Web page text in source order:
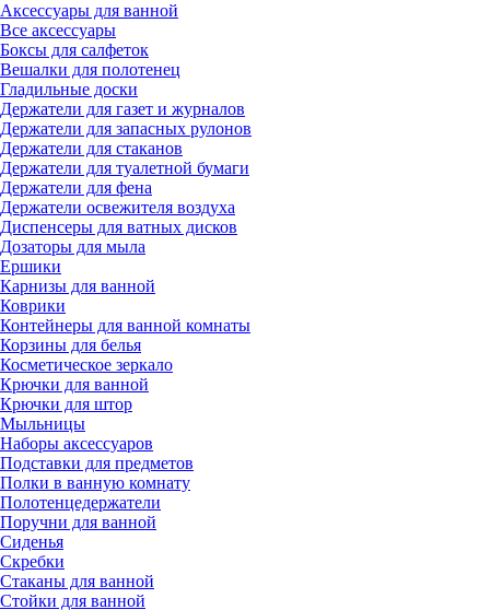
Аксессуары для ванной
Все аксессуары
Боксы для салфеток
Вешалки для полотенец
Гладильные доски
Держатели для газет и журналов
Держатели для запасных рулонов
Держатели для стаканов
Держатели для туалетной бумаги
Держатели для фена
Держатели освежителя воздуха
Диспенсеры для ватных дисков
Дозаторы для мыла
Ершики
Карнизы для ванной
Коврики
Контейнеры для ванной комнаты
Корзины для белья
Косметическое зеркало
Крючки для ванной
Крючки для штор
Мыльницы
Наборы аксессуаров
Подставки для предметов
Полки в ванную комнату
Полотенцедержатели
Поручни для ванной
Сиденья
Скребки
Стаканы для ванной
Стойки для ванной